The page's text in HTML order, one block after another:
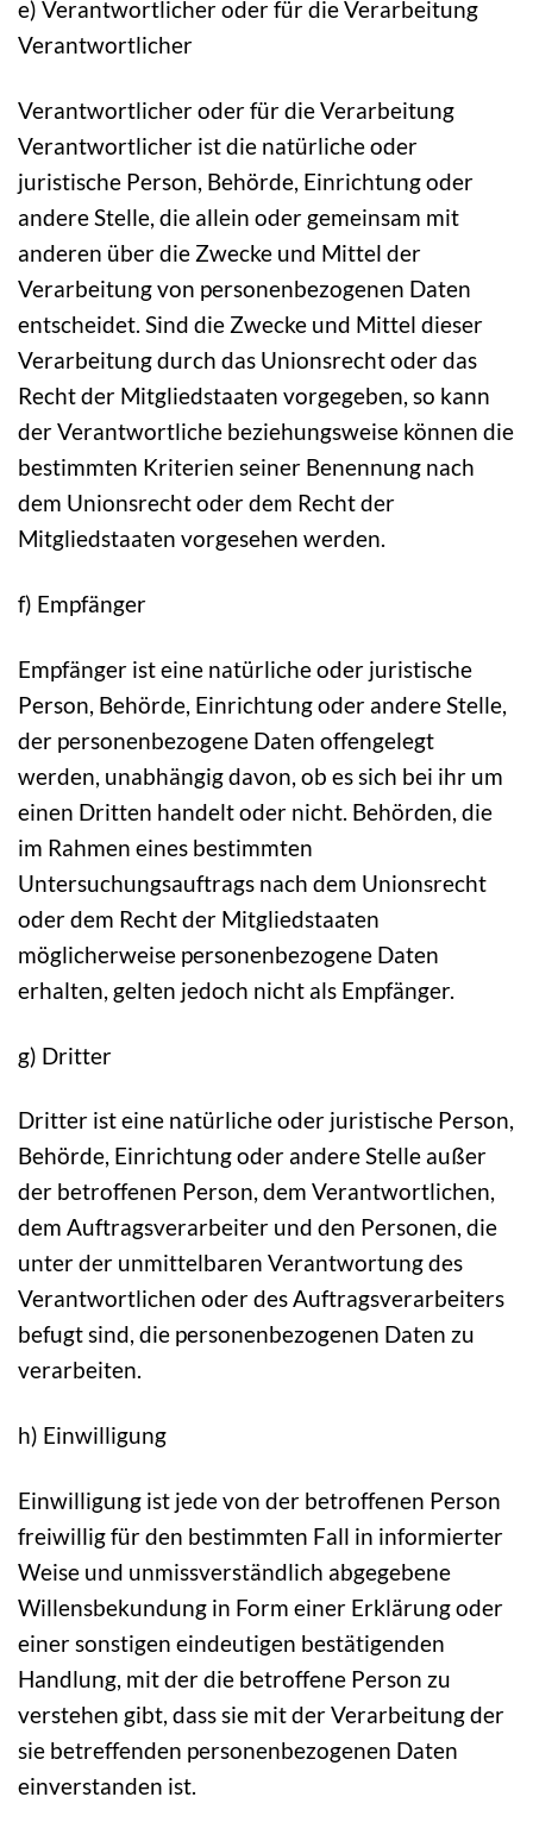
e) Verantwortlicher oder für die Verarbeitung
Verantwortlicher
Verantwortlicher oder für die Verarbeitung
Verantwortlicher ist die natürliche oder
juristische Person, Behörde, Einrichtung oder
andere Stelle, die allein oder gemeinsam mit
anderen über die Zwecke und Mittel der
Verarbeitung von personenbezogenen Daten
entscheidet. Sind die Zwecke und Mittel dieser
Verarbeitung durch das Unionsrecht oder das
Recht der Mitgliedstaaten vorgegeben, so kann
der Verantwortliche beziehungsweise können die
bestimmten Kriterien seiner Benennung nach
dem Unionsrecht oder dem Recht der
Mitgliedstaaten vorgesehen werden.
f) Empfänger
Empfänger ist eine natürliche oder juristische
Person, Behörde, Einrichtung oder andere Stelle,
der personenbezogene Daten offengelegt
werden, unabhängig davon, ob es sich bei ihr um
einen Dritten handelt oder nicht. Behörden, die
im Rahmen eines bestimmten
Untersuchungsauftrags nach dem Unionsrecht
oder dem Recht der Mitgliedstaaten
möglicherweise personenbezogene Daten
erhalten, gelten jedoch nicht als Empfänger.
g) Dritter
Dritter ist eine natürliche oder juristische Person,
Behörde, Einrichtung oder andere Stelle außer
der betroffenen Person, dem Verantwortlichen,
dem Auftragsverarbeiter und den Personen, die
unter der unmittelbaren Verantwortung des
Verantwortlichen oder des Auftragsverarbeiters
befugt sind, die personenbezogenen Daten zu
verarbeiten.
h) Einwilligung
Einwilligung ist jede von der betroffenen Person
freiwillig für den bestimmten Fall in informierter
Weise und unmissverständlich abgegebene
Willensbekundung in Form einer Erklärung oder
einer sonstigen eindeutigen bestätigenden
Handlung, mit der die betroffene Person zu
verstehen gibt, dass sie mit der Verarbeitung der
sie betreffenden personenbezogenen Daten
einverstanden ist.